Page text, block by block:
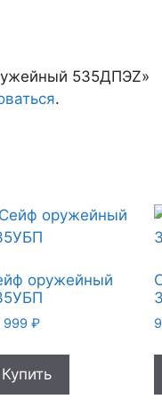
535ДПЭZ»
.
оружейный
999 ₽
Купить